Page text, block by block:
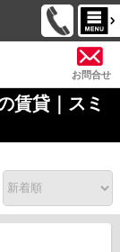
お問合せ
賃貸｜スミ